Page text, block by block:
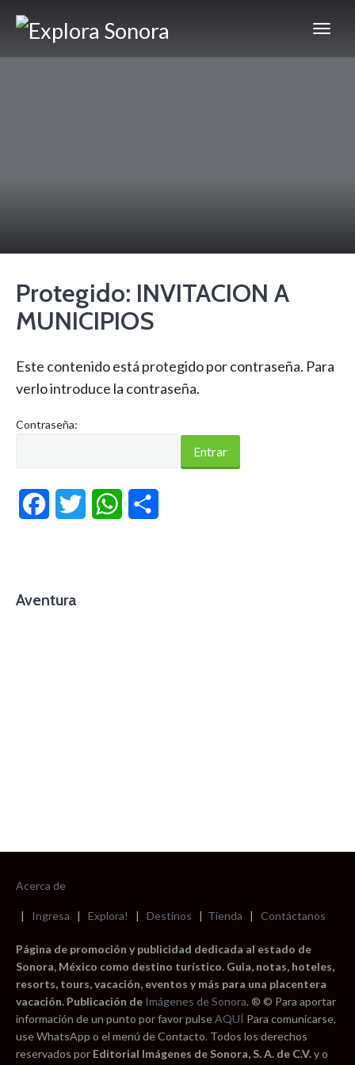
Protegido: INVITACION A
MUNICIPIOS
Este contenido está protegido por contraseña. Para
verlo introduce la contraseña.
Contraseña:
FacebookTwitter WhatsApp
Aventura
Acerca de
| Ingresa | Explora! | Destinos | Tienda | Contáctanos
Página de promoción y publicidad dedicada al estado de
Sonora, México como destino turístico. Guia, notas, hoteles,
resorts, tours, vacación, eventos y más para una placentera
vacación. Publicación de Imágenes de Sonora. ® © Para aportar
información de un punto por favor pulseAQUÍ Para comunicarse,
use WhatsApp o el menú de Contacto. Todos los derechos
reservados por Editorial Imágenes de Sonora, S. A. de C.V.y o